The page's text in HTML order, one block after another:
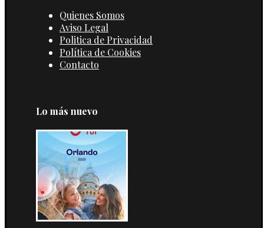
Quienes Somos
Aviso Legal
Politica de Privacidad
Política de Cookies
Contacto
Lo más nuevo